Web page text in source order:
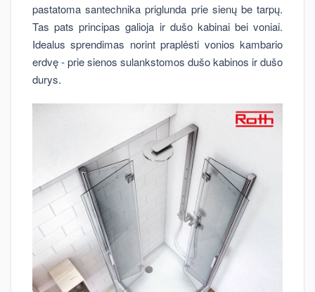
pastatoma santechnika priglunda prie sienų be tarpų.
Tas pats principas galioja ir dušo kabinai bei voniai.
Idealus sprendimas norint praplėsti vonios kambario
erdvę - prie sienos sulankstomos dušo kabinos ir dušo
durys.